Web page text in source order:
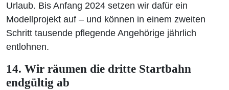
Urlaub. Bis Anfang 2024 setzen wir dafür ein
Modellprojekt auf – und können in einem zweiten
Schritt tausende pflegende Angehörige jährlich
entlohnen.
14. Wir räumen die dritte Startbahn
endgültig ab